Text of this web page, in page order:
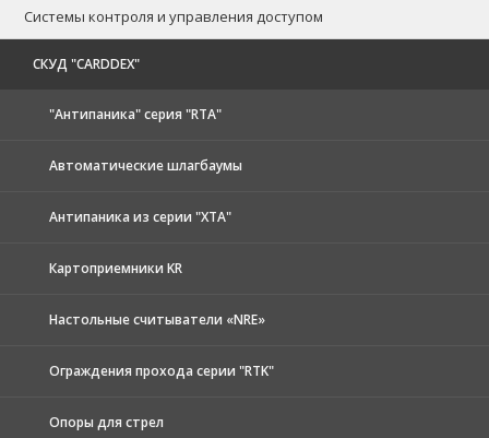
Системы контроля и управления доступом
CКУД "CARDDEX"
"Антипаника" серия "RTA"
Автоматические шлагбаумы
Антипаника из серии "XTA"
Картоприемники KR
Настольные считыватели «NRE»
Ограждения прохода серии "RTK"
Опоры для стрел